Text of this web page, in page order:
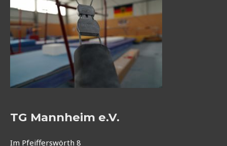
TG Mannheim e.V.
Im Pfeifferswörth 8